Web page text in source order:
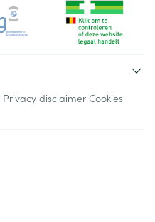
Privacy disclaimer Cookies